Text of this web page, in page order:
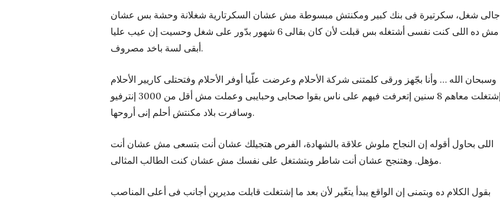
جالى شغل، سكرتيرة فى بنك كبير ومكنتش مبسوطة مش عشان السكرتارية شغلانة وحشة بس عشان
مش ده اللى كنت نفسى أشتغله بس قبلت لأن كان بقالى 6 شهور بدّور على شغل وحسيت إن عيب عليا
أبقى لسة باخد مصروف.
وسبحان الله … وأنا بجّهز ورقى كلمتنى شركة الأحلام وعرضت علّيا أوفر الأحلام وفتحتلى كاريير الأحلام
وإشتغلت معاهم 8 سنين إتعرفت فيهم على ناس بقوا صحابى وحبايبى وعملت مش أقل من 3000 إنترفيو
وسافرت بلاد مكنتش أحلم إنى أروحها.
اللى بحاول أقوله إن النجاح ملوش علاقة بالشهادة، الفرص هتجيلك عشان أنت بتسعى مش عشان أنت
مؤهل. وهتنجح عشان أنت شاطر وبتشتغل على نفسك مش عشان كنت الطالب المثالى.
بقول الكلام ده وبتمنى إن الواقع يبدأ يتغّير لأن بعد ما إشتغلت قابلت مديرين أجانب فى أعلى المناصب